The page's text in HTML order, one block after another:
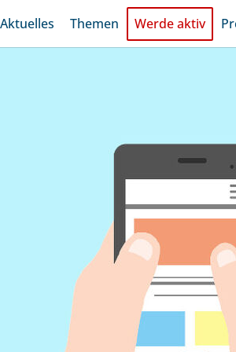
Aktuelles Themen Werde aktiv